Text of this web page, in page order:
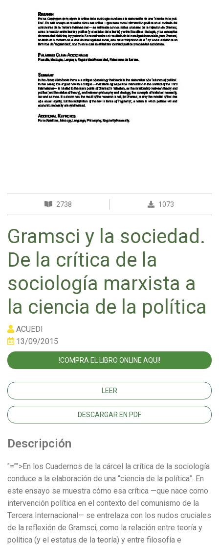
2738 1073
Gramsci y la sociedad.
De la crítica de la
sociología marxista a
la ciencia de la política
ACUEDI
13/09/2015
!COMPRA EL LIBRO ONLINE AQUI!
LEER
DESCARGAR EN PDF
Descripción
"="">En los Cuadernos de la cárcel la crítica de la sociología
conduce a la elaboración de una “ciencia de la política”. En
este ensayo se muestra cómo esa crítica —que nace como
intervención política en el contexto del comunismo de la
Tercera Internacional— se entrelaza con los nudos cruciales
de la reflexión de Gramsci, como la relación entre teoría y
política (y el estatus de la teoría) y entre filosofía e